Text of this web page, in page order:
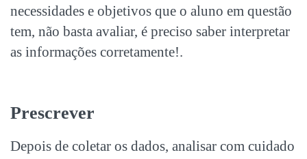
necessidades e objetivos que o aluno em questão
tem, não basta avaliar, é preciso saber interpretar
as informações corretamente!.
Prescrever
Depois de coletar os dados, analisar com cuidado